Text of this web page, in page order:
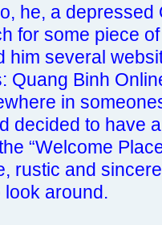
he, a
for some piece
him several
Quang Binh
in
decided to have
“Welcome
rustic and
around.